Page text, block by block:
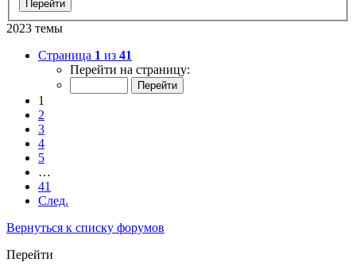
2023 темы
Страница 1 из 41
Перейти на страницу:
1
2
3
4
5
…
41
След.
Вернуться к списку форумов
Перейти